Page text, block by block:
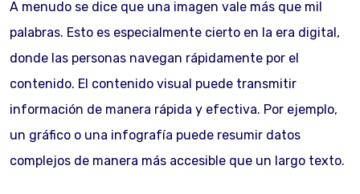
A menudo se dice que una imagen vale más que mil
palabras. Esto es especialmente cierto en la era digital,
donde las personas navegan rápidamente por el
contenido. El contenido visual puede transmitir
información de manera rápida y efectiva. Por ejemplo,
un gráfico o una infografía puede resumir datos
complejos de manera más accesible que un largo texto.